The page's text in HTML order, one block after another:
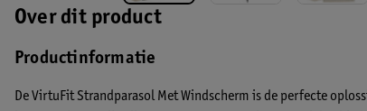
Over dit product
Productinformatie
De VirtuFit Strandparasol Met Windscherm is de perfecte